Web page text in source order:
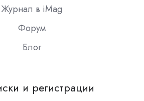
Журнал в iMag
Форум
Блог
и регистрации